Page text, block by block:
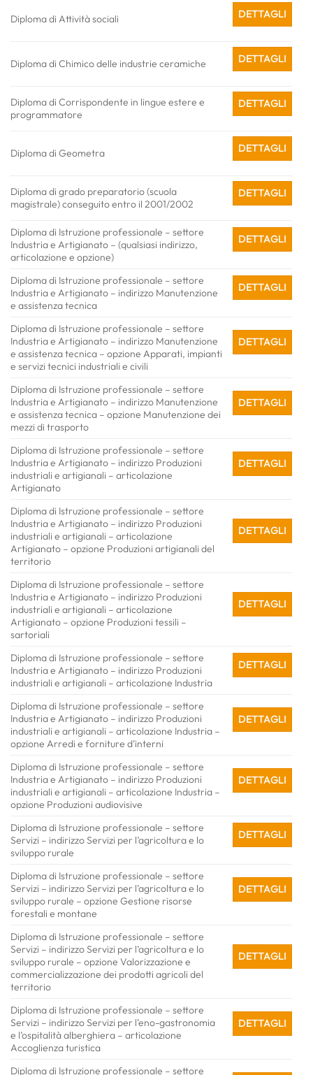
Diploma di Attività sociali DETTAGLI
Diploma di Chimico delle industrie ceramiche DETTAGLI
Diploma di Corrispondente in lingue estere e
programmatore
DETTAGLI
Diploma di Geometra DETTAGLI
Diploma di grado preparatorio (scuola
magistrale) conseguito entro il 2001/2002
DETTAGLI
Diploma di Istruzione professionale – settore
Industria e Artigianato – (qualsiasi indirizzo,
articolazione e opzione)
DETTAGLI
Diploma di Istruzione professionale – settore
Industria e Artigianato – indirizzo Manutenzione
e assistenza tecnica
DETTAGLI
Diploma di Istruzione professionale – settore
Industria e Artigianato – indirizzo Manutenzione
e assistenza tecnica – opzione Apparati, impianti
e servizi tecnici industriali e civili
DETTAGLI
Diploma di Istruzione professionale – settore
Industria e Artigianato – indirizzo Manutenzione
e assistenza tecnica – opzione Manutenzione dei
mezzi di trasporto
DETTAGLI
Diploma di Istruzione professionale – settore
Industria e Artigianato – indirizzo Produzioni
industriali e artigianali – articolazione
Artigianato
DETTAGLI
Diploma di Istruzione professionale – settore
Industria e Artigianato – indirizzo Produzioni
industriali e artigianali – articolazione
Artigianato – opzione Produzioni artigianali del
territorio
DETTAGLI
Diploma di Istruzione professionale – settore
Industria e Artigianato – indirizzo Produzioni
industriali e artigianali – articolazione
Artigianato – opzione Produzioni tessili –
sartoriali
DETTAGLI
Diploma di Istruzione professionale – settore
Industria e Artigianato – indirizzo Produzioni
industriali e artigianali – articolazione Industria
DETTAGLI
Diploma di Istruzione professionale – settore
Industria e Artigianato – indirizzo Produzioni
industriali e artigianali – articolazione Industria –
opzione Arredi e forniture d’interni
DETTAGLI
Diploma di Istruzione professionale – settore
Industria e Artigianato – indirizzo Produzioni
industriali e artigianali – articolazione Industria –
opzione Produzioni audiovisive
DETTAGLI
Diploma di Istruzione professionale – settore
Servizi – indirizzo Servizi per l’agricoltura e lo
sviluppo rurale
DETTAGLI
Diploma di Istruzione professionale – settore
Servizi – indirizzo Servizi per l’agricoltura e lo
sviluppo rurale – opzione Gestione risorse
forestali e montane
DETTAGLI
Diploma di Istruzione professionale – settore
Servizi – indirizzo Servizi per l’agricoltura e lo
sviluppo rurale – opzione Valorizzazione e
commercializzazione dei prodotti agricoli del
territorio
DETTAGLI
Diploma di Istruzione professionale – settore
Servizi – indirizzo Servizi per l’eno-gastronomia
e l’ospitalità alberghiera – articolazione
Accoglienza turistica
DETTAGLI
Diploma di Istruzione professionale – settore